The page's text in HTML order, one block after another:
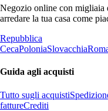
Negozio online con migliaia
arredare la tua casa come
Repubblica
CecaPoloniaSlovacchia
Guida agli acquisti
Tutto sugli acquisti
fattureCrediti